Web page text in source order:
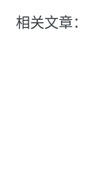
相关文章：